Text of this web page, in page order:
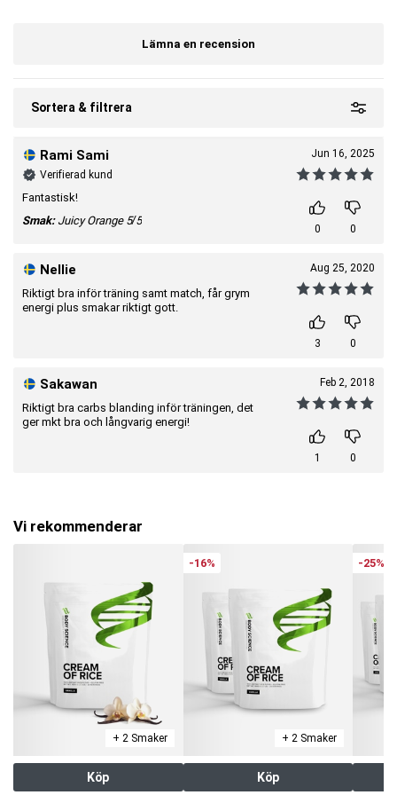
100 mg
* för märkningsändamål procent av dagligt referensintag enligt EU.
Lämna en recension
Sortera & filtrera
Rami Sami
Verifierad kund
Fantastisk!
Smak: Juicy Orange 5/5
Jun 16, 2025
0 0
Nellie
Riktigt bra inför träning samt match, får grym
energi plus smakar riktigt gott.
Aug 25, 2020
3 0
Sakawan
Riktigt bra carbs blanding inför träningen, det
ger mkt bra och långvarig energi!
Feb 2, 2018
1 0
Vi rekommenderar
+ 2 Smaker
Köp
-16%
+ 2 Smaker
Köp
-25%